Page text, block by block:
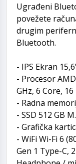
Ugrađeni
povežete
drugim
Bluetooth.
- IPS Ekran
- Procesor
GHz, 6 Core,
- Radna
- SSD 512 GB
- Grafička
- WiFi Wi-Fi 6
Gen 1 Type-C,